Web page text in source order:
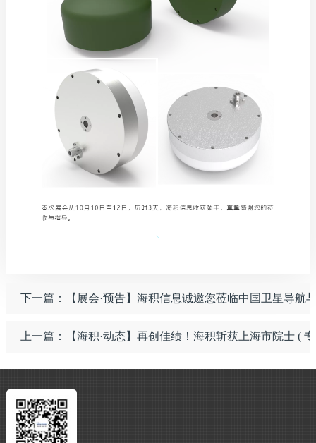
下一篇：【展会·预告】海积信息诚邀您莅临中国卫星导航
上一篇：【海积·动态】再创佳绩！海积斩获上海市院士 (